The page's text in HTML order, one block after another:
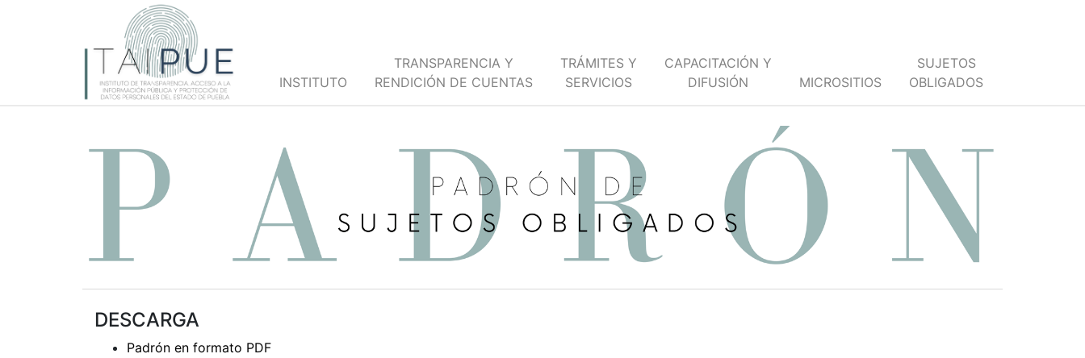
INSTITUTO
TRANSPARENCIA Y
RENDICIÓN DE CUENTAS
TRÁMITES Y
SERVICIOS
CAPACITACIÓN Y
DIFUSIÓN
MICROSITIOS
SUJETOS
OBLIGADOS
DESCARGA
Padrón en formato PDF